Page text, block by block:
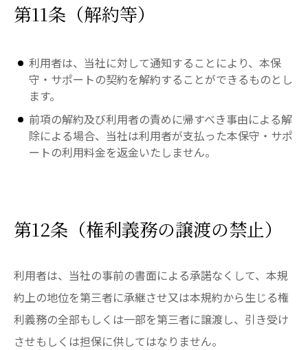
第11条（解約等）
利用者は、当社に対して通知することにより、本保
守・サポートの契約を解約することができるものとし
ます。
前項の解約及び利用者の責めに帰すべき事由による解
除による場合、当社は利用者が支払った本保守・サポ
ートの利用料金を返金いたしません。
第12条（権利義務の譲渡の禁止）
利用者は、当社の事前の書面による承諾なくして、本規
約上の地位を第三者に承継させ又は本規約から生じる権
利義務の全部もしくは一部を第三者に譲渡し、引き受け
させもしくは担保に供してはなりません。